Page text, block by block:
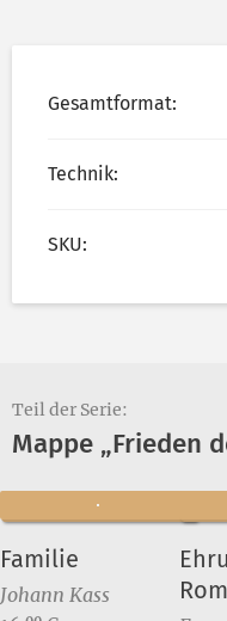
Gesamtformat:
Technik:
SKU:
Teil der Serie:
Mappe „Frieden
Familie
Johann Kass